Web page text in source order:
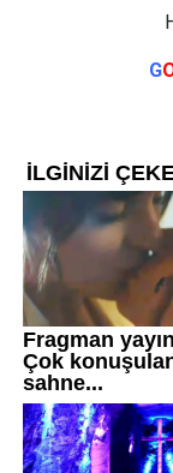
G